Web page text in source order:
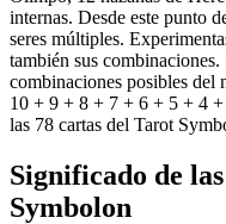
internas. Desde este punto
seres múltiples.
también sus
combinaciones posibles del
10 + 9 + 8 + 7 + 6 + 5 + 4
las 78 cartas del Tarot
Significado de
Symbolon